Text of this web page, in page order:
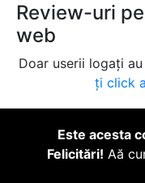
Review-uri
web
Doar userii logați
ți click
Este acesta
Felicitări! Aă